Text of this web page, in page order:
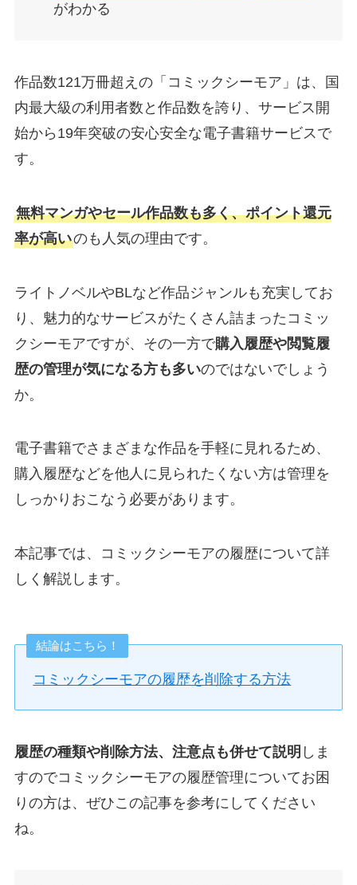
がわかる
作品数121万冊超えの「コミックシーモア」は、国
内最大級の利用者数と作品数を誇り、サービス開
始から19年突破の安心安全な電子書籍サービスで
す。
無料マンガやセール作品数も多く、ポイント還元
率が高いのも人気の理由です。
ライトノベルやBLなど作品ジャンルも充実してお
り、魅力的なサービスがたくさん詰まったコミッ
クシーモアですが、その一方で購入履歴や閲覧履
歴の管理が気になる方も多いのではないでしょう
か。
電子書籍でさまざまな作品を手軽に見れるため、
購入履歴などを他人に見られたくない方は管理を
しっかりおこなう必要があります。
本記事では、コミックシーモアの履歴について詳
しく解説します。
結論はこちら！
コミックシーモアの履歴を削除する方法
履歴の種類や削除方法、注意点も併せて説明 しま
すのでコミックシーモアの履歴管理についてお困
りの方は、ぜひこの記事を参考にしてください
ね。